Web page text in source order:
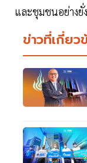
และชุมชนอย่างยั่
ข่าวที่เกี่ยว